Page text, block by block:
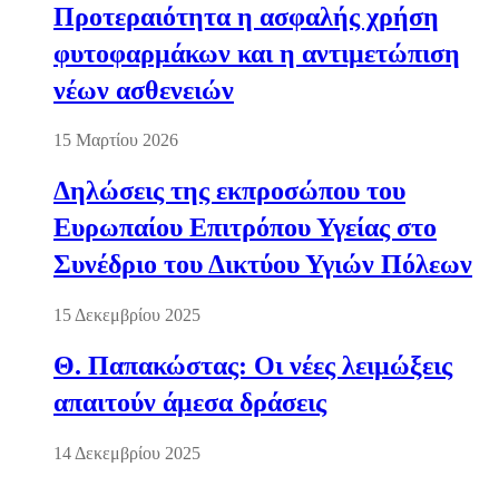
Προτεραιότητα η ασφαλής χρήση
φυτοφαρμάκων και η αντιμετώπιση
νέων ασθενειών
15 Μαρτίου 2026
Δηλώσεις της εκπροσώπου του
Ευρωπαίου Επιτρόπου Υγείας στο
Συνέδριο του Δικτύου Υγιών Πόλεων
15 Δεκεμβρίου 2025
Θ. Παπακώστας: Οι νέες λειμώξεις
απαιτούν άμεσα δράσεις
14 Δεκεμβρίου 2025